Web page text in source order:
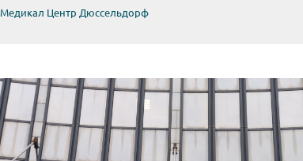
Медикал Центр Дюссельдорф